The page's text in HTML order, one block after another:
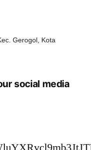
Gerogol, Kota
social media